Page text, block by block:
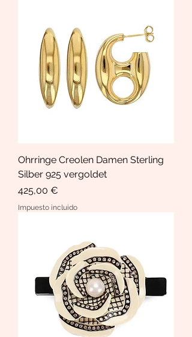
Ohrringe Creolen Damen Sterling
Silber 925 vergoldet
Precio
425,00 €
Impuesto incluido